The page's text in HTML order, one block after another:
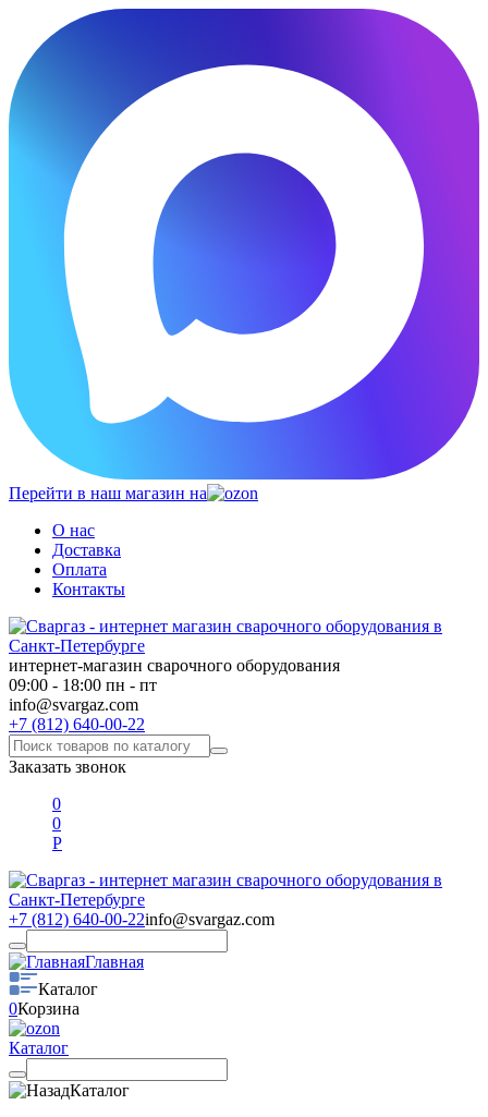
Перейти в наш магазин на
О нас
Доставка
Оплата
Контакты
интернет-магазин сварочного оборудования
09:00 - 18:00 пн - пт
info@svargaz.com
+7 (812) 640-00-22
Заказать звонок
0
0
Р
+7 (812) 640-00-22info@svargaz.com
Главная
Каталог
0Корзина
Каталог
Каталог